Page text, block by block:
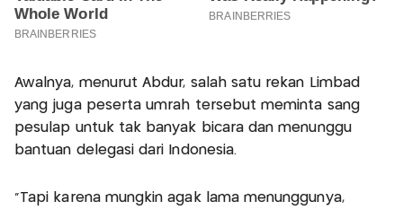
Awalnya, menurut Abdur, salah satu rekan Limbad
yang juga peserta umrah tersebut meminta sang
pesulap untuk tak banyak bicara dan menunggu
bantuan delegasi dari Indonesia.
“Tapi karena mungkin agak lama menunggunya,